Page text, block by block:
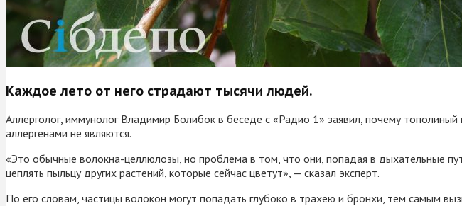
Каждое лето от него страдают тысячи людей.
Аллерголог, иммунолог Владимир Болибок в беседе с «Радио 1» заявил, почему
аллергенами не являются.
«Это обычные волокна-целлюлозы, но проблема в том, что они, попадая в дыхательные
цеплять пыльцу других растений, которые сейчас цветут», — сказал эксперт.
По его словам, частицы волокон могут попадать глубоко в трахею и бронхи, тем самым